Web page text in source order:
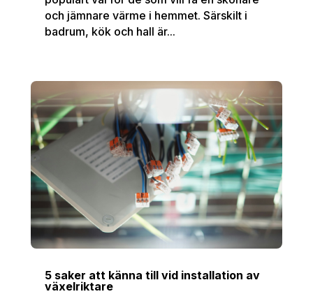
och jämnare värme i hemmet. Särskilt i
badrum, kök och hall är...
5 saker att känna till vid installation av
växelriktare